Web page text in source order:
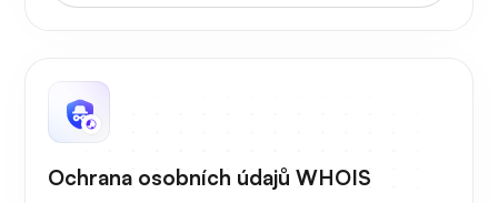
Ochrana osobních údajů WHOIS